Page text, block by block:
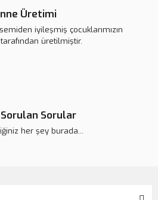
Üretimi
iyileşmiş çocuklarımızın
üretilmiştir.
Sorulan Sorular
her şey burada...